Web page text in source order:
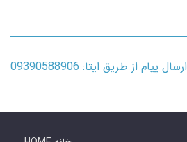
ارسال پیام از طریق ایتا: 09390588906